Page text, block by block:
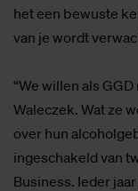
het een bewuste
van je wordt
“We willen als
Waleczek. Wat ze
over hun
ingeschakeld van
Business. Ieder